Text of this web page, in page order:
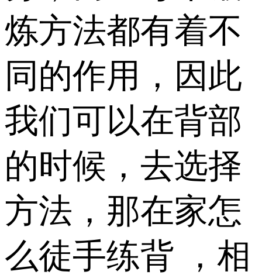
炼方法都有着不
同的作用，因此
我们可以在背部
的时候，去选择
方法，那在家怎
么徒手练背 ，相